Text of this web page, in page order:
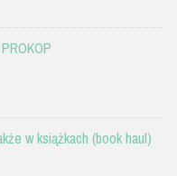
w książkach (book haul)